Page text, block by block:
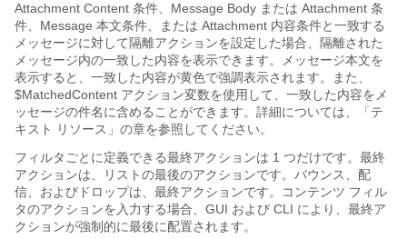
Attachment Content 条件、Message Body または Attachment 条
件、Message 本文条件、または Attachment 内容条件と一致する
メッセージに対して隔離アクションを設定した場合、隔離された
メッセージ内の一致した内容を表示できます。メッセージ本文を
表示すると、一致した内容が黄色で強調表示されます。また、
$MatchedContent アクション変数を使用して、一致した内容をメ
ッセージの件名に含めることができます。詳細については、「テ
キスト リソース」の章を参照してください。
フィルタごとに定義できる最終アクションは 1 つだけです。最終
アクションは、リストの最後のアクションです。バウンス、配
信、およびドロップは、最終アクションです。コンテンツ フィル
タのアクションを入力する場合、GUI および CLI により、最終ア
クションが強制的に最後に配置されます。